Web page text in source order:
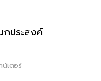
กประสงค์
น์เตอร์